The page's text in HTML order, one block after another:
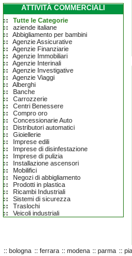
ATTIVITÀ COMMERCIALI
Tutte le Categorie
aziende italiane
Abbigliamento per bambini
Agenzie Assicurative
Agenzie Finanziarie
Agenzie Immobiliari
Agenzie Interinali
Agenzie Investigative
Agenzie Viaggi
Alberghi
Banche
Carrozzerie
Centri Benessere
Compro oro
Concessionarie Auto
Distributori automatici
Gioiellerie
Imprese edili
Imprese di disinfestazione
Imprese di pulizia
Installazione ascensori
Mobilifici
Negozi di abbigliamento
Prodotti in plastica
Ricambi Industriali
Sistemi di sicurezza
Traslochi
Veicoli industriali
:: bologna :: ferrara :: modena :: parma ::